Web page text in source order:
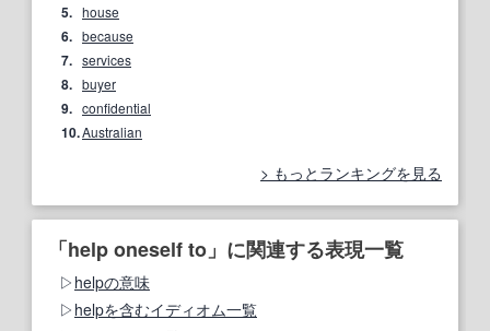
5. house
6. because
7. services
8. buyer
9. confidential
10.Australian
もっとランキングを見る
「help oneself to」に関連する表現一覧
helpの意味
helpを含むイディオム一覧